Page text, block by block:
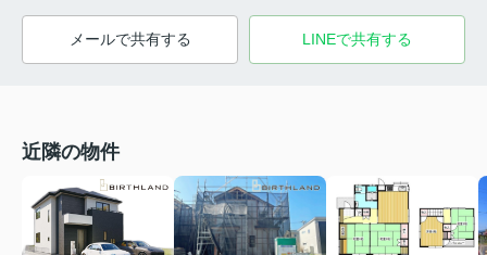
メールで共有する LINEで共有する
近隣の物件